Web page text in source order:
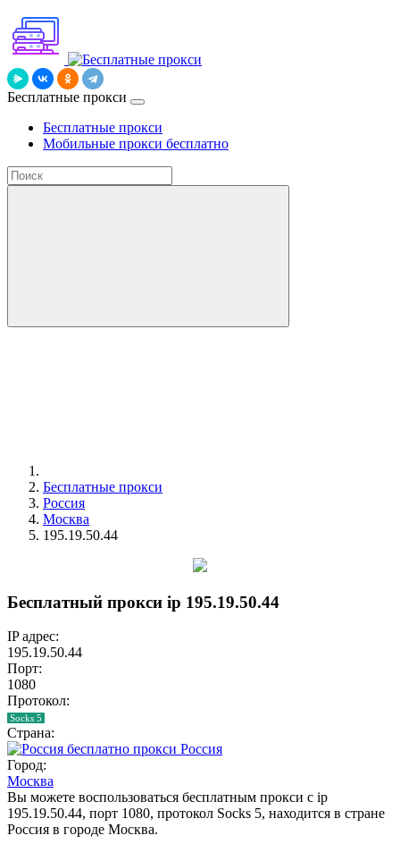
Бесплатные прокси
Бесплатные прокси
Мобильные прокси бесплатно
Бесплатные прокси
Россия
Москва
195.19.50.44
Бесплатный прокси ip 195.19.50.44
IP адрес:
195.19.50.44
Порт:
1080
Протокол:
Socks 5
Страна:
Россия
Город:
Москва
Вы можете воспользоваться бесплатным прокси с ip
195.19.50.44, порт 1080, протокол Socks 5, находится в стране
Россия в городе Москва.